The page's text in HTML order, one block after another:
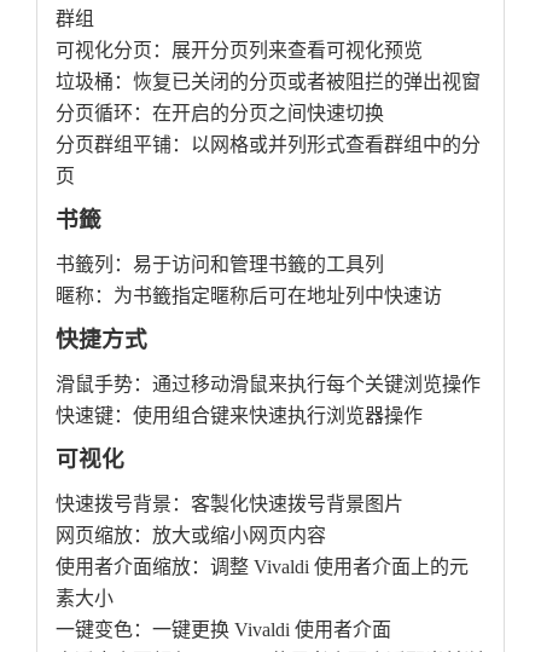
群组
可视化分页：展开分页列来查看可视化预览
垃圾桶：恢复已关闭的分页或者被阻拦的弹出视窗
分页循环：在开启的分页之间快速切换
分页群组平铺：以网格或并列形式查看群组中的分
页
书籤
书籤列：易于访问和管理书籤的工具列
暱称：为书籤指定暱称后可在地址列中快速访
快捷方式
滑鼠手势：通过移动滑鼠来执行每个关键浏览操作
快速键：使用组合键来快速执行浏览器操作
可视化
快速拨号背景：客製化快速拨号背景图片
网页缩放：放大或缩小网页内容
使用者介面缩放：调整 Vivaldi 使用者介面上的元
素大小
一键变色：一键更换 Vivaldi 使用者介面